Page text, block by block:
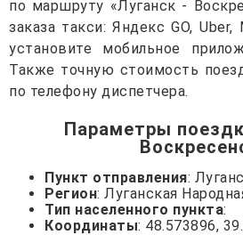
по маршруту «Луганск -
заказа такси: Яндекс GO,
установите мобильное
Также точную стоимость
по телефону диспетчера.
Параметры
Пункт отправления:
Регион: Луганская
Тип населенного пункта:
Координаты: 48.573896,